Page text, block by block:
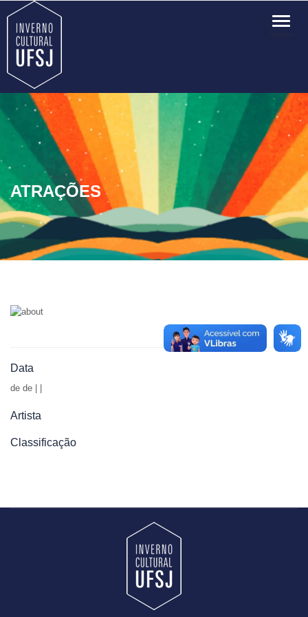
ATRAÇÕES
Data
de de | |
Artista
Classificação